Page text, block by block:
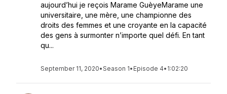
aujourd’hui je reçois Marame GuèyeMarame une
universitaire, une mère, une championne des
droits des femmes et une croyante en la capacité
des gens à surmonter n’importe quel défi. En tant
qu...
September 11, 2020•Season 1• Episode 4• 1:02:20